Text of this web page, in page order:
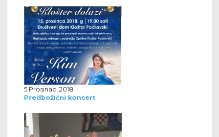
5 Prosinac, 2018
Predbožićni koncert